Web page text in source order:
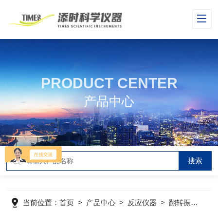
PRODUCT CENTER
产品中心
当前位置：首页 > 产品中心 > 反应仪器 >翻转振荡器